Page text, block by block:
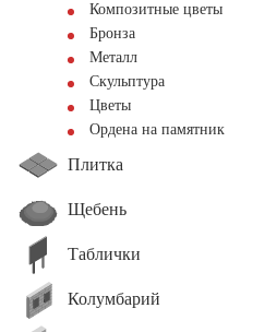
Композитные цветы
Бронза
Металл
Скульптура
Цветы
Ордена на памятник
Плитка
Щебень
Таблички
Колумбарий